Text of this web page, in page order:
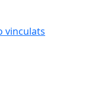
vinculats